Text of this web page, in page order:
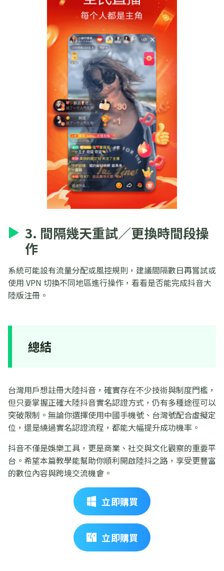
3. 間隔幾天重試／更換時間段操
作
系統可能設有流量分配或風控規則，建議間隔數日再嘗試或
使用 VPN 切換不同地區進行操作，看看是否能完成抖音大
陸版注冊。
總結
台灣用戶想註冊大陸抖音，確實存在不少技術與制度門檻，
但只要掌握正確大陸抖音實名認證方式，仍有多種途徑可以
突破限制。無論你選擇使用中國手機號、台灣號配合虛擬定
位，還是繞過實名認證流程，都能大幅提升成功機率。
抖音不僅是娛樂工具，更是商業、社交與文化觀察的重要平
台。希望本篇教學能幫助你順利開啟陸抖之路，享受更豐富
的數位內容與跨境交流機會。
立即購買
立即購買